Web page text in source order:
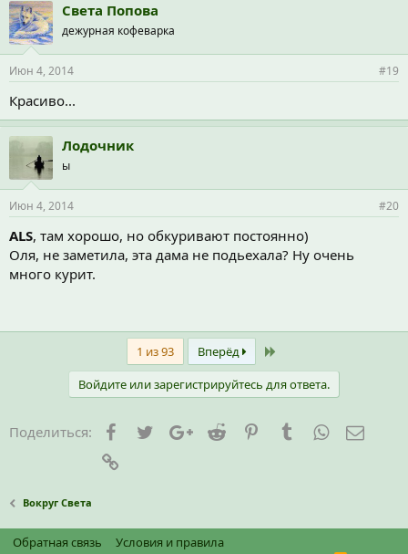
Света Попова
дежурная кофеварка
Июн 4, 2014 #19
Красиво...
Лодочник
ы
Июн 4, 2014 #20
ALS, там хорошо, но обкуривают постоянно)
Оля, не заметила, эта дама не подьехала? Ну очень
много курит.
1 из 93 Вперёд
Войдите или зарегистрируйтесь для ответа.
Поделиться: FacebookTwitterGoogle+
Reddit PinterestTumblrWhatsApp
Вокруг Света
Обратная связь
Условия и правила